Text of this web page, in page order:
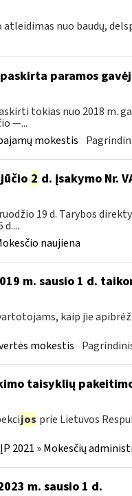
nuo baudų,
paramos
tokias nuo 2018 m.
—...
mokestis
2 d. įsakymo Nr.
19 d. Tarybos
naujiena
m. sausio 1 d.
kaip jie
mokestis
taisyklių
jos prie Lietuvos
2021 » Mokesčių
m. sausio 1 d.